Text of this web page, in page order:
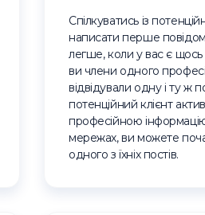
Спілкуватись із
написати перше
легше, коли у вас є
ви члени одного
відвідували одну і ту ж
потенційний клієнт
професійною
мережах, ви можете
одного з їхніх постів.